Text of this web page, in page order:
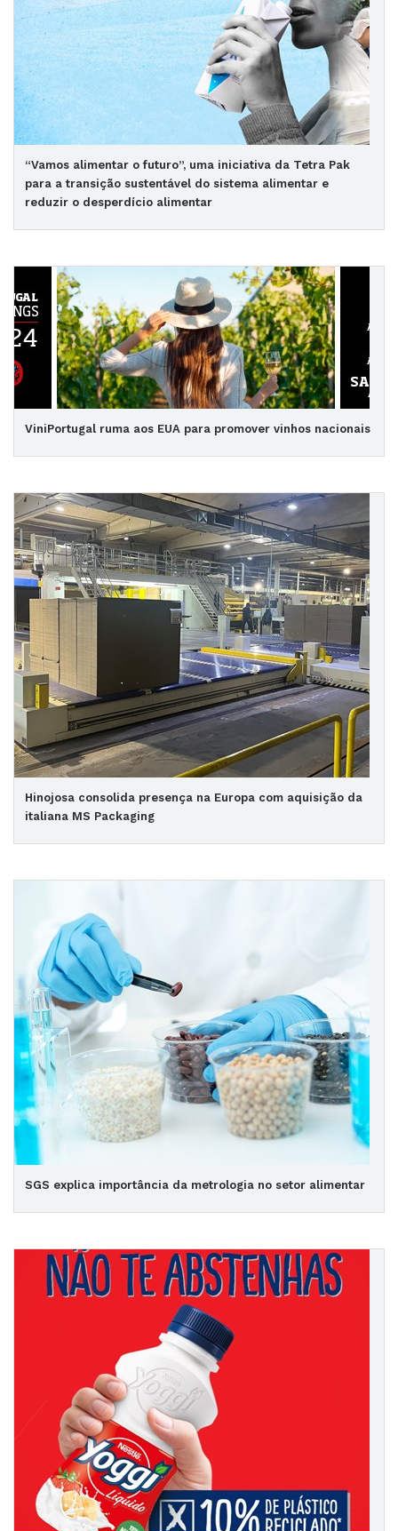
“Vamos alimentar o futuro”, uma iniciativa da Tetra Pak
para a transição sustentável do sistema alimentar e
reduzir o desperdício alimentar
ViniPortugal ruma aos EUA para promover vinhos nacionais
Hinojosa consolida presença na Europa com aquisição da
italiana MS Packaging
SGS explica importância da metrologia no setor alimentar